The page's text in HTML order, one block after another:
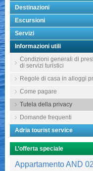
Destinazioni
Escursioni
Servizi
Informazioni utili
Condizioni generali di
di servizi turistici
Regole di casa in alloggi
Come pagare
Tutela della privacy
Domande frequenti
Adria tourist service
L’offerta speciale
Appartamento AND 02